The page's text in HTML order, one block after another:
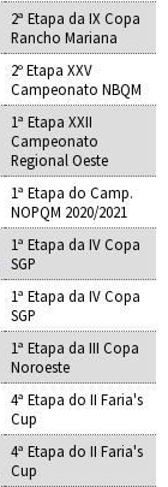
2ª Etapa da IX Copa
Rancho Mariana
2º Etapa XXV
Campeonato NBQM
1ª Etapa XXII
Campeonato
Regional Oeste
1ª Etapa do Camp.
NOPQM 2020/2021
1ª Etapa da IV Copa
SGP
1ª Etapa da IV Copa
SGP
1ª Etapa da III Copa
Noroeste
4ª Etapa do II Faria's
Cup
4ª Etapa do II Faria's
Cup